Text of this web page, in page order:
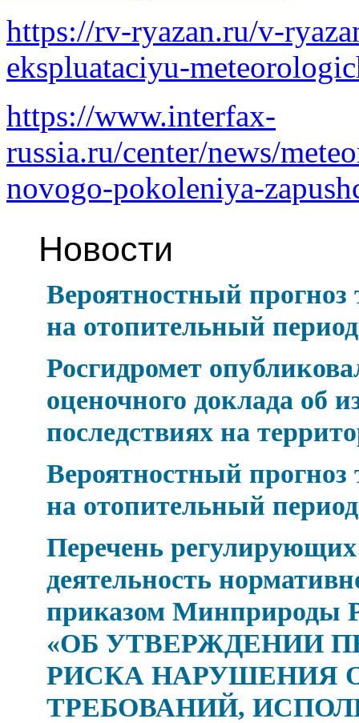
https://rv-ryazan.ru/v-
ekspluataciyu-
https://www.interfax-
russia.ru/center/news/
novogo-pokoleniya-
Новости
Вероятностный
на отопительный
Росгидромет
оценочного доклада об
последствиях на
Вероятностный
на отопительный
Перечень
деятельность
приказом Минприроды
«ОБ УТВЕРЖДЕНИИ
РИСКА НАРУШЕНИЯ
ТРЕБОВАНИЙ,